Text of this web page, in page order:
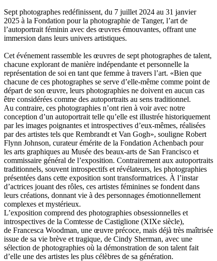
Sept photographes redéfinissent, du 7 juillet 2024 au 31 janvier
2025 à la Fondation pour la photographie de Tanger, l’art de
l’autoportrait féminin avec des œuvres émouvantes, offrant une
immersion dans leurs univers artistiques.
Cet événement rassemble les œuvres de sept photographes de talent,
chacune explorant de manière indépendante et personnelle la
représentation de soi en tant que femme à travers l’art. «Bien que
chacune de ces photographes se serve d’elle-même comme point de
départ de son œuvre, leurs photographies ne doivent en aucun cas
être considérées comme des autoportraits au sens traditionnel.
Au contraire, ces photographies n’ont rien à voir avec notre
conception d’un autoportrait telle qu’elle est illustrée historiquement
par les images poignantes et introspectives d’eux-mêmes, réalisées
par des artistes tels que Rembrandt et Van Gogh», souligne Robert
Flynn Johnson, curateur émérite de la Fondation Achenbach pour
les arts graphiques au Musée des beaux-arts de San Francisco et
commissaire général de l’exposition. Contrairement aux autoportraits
traditionnels, souvent introspectifs et révélateurs, les photographies
présentées dans cette exposition sont transformatrices. À l’instar
d’actrices jouant des rôles, ces artistes féminines se fondent dans
leurs créations, donnant vie à des personnages émotionnellement
complexes et mystérieux.
L’exposition comprend des photographies obsessionnelles et
introspectives de la Comtesse de Castiglione (XIXe siècle),
de Francesca Woodman, une œuvre précoce, mais déjà très maîtrisée
issue de sa vie brève et tragique, de Cindy Sherman, avec une
sélection de photographies où la démonstration de son talent fait
d’elle une des artistes les plus célèbres de sa génération.